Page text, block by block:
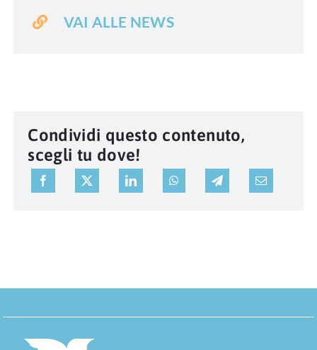
VAI ALLE NEWS
Condividi questo contenuto,
scegli tu dove!